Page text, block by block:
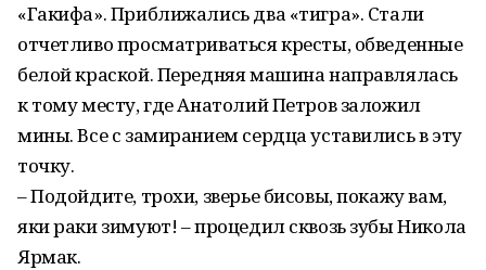
«Гакифа». Приближались два «тигра». Стали
отчетливо просматриваться кресты, обведенные
белой краской. Передняя машина направлялась
к тому месту, где Анатолий Петров заложил
мины. Все с замиранием сердца уставились в эту
точку.
– Подойдите, трохи, зверье бисовы, покажу вам,
яки раки зимуют! – процедил сквозь зубы Никола
Ярмак.